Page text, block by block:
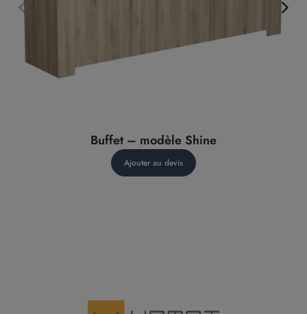
Buffet – modèle Shine
Ajouter au devis